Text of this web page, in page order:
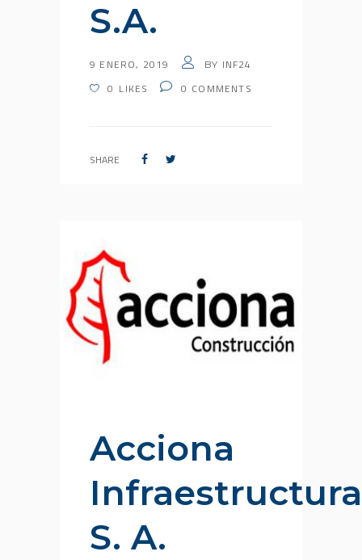
S.A.
9 ENERO, 2019 BY INF24
0 LIKES 0 COMMENTS
SHARE
Acciona
Infraestructura
S. A.